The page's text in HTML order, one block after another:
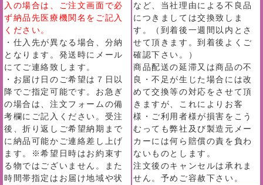
入の場合は、ご注文画面で必
ず納品先医療機関名をご記入
ください。
・仕入先が異なる場合、分納
となります。発送時にメール
にてご連絡致します。
・お届け日のご希望は７日以
降でご指定可能です。お急ぎ
の場合は、注文フォームの備
考欄にご記入ください。受注
後、折り返しご希望納期まで
に納品可能かご連絡差し上げ
ます。※希望日時はお約束す
る物ではございません。また
時間帯指定はお届け地域や状
など、当社理由による不良品
につきましては交換致しま
す。（到着後一週間以内とさ
せて頂きます。到着後よくご
確認下さい。）
商品配送の延滞又は商品の不
良・不足が生じた場合には改
めて交換等の対応をさせて頂
きますが、これによりお客
様・ご利用者様が損害をこう
むっても弊社及び製造元メー
カーには何ら賠償の責を負わ
ないものとします。
注文後のキャンセルは承れま
せん。予めご容赦下さい。